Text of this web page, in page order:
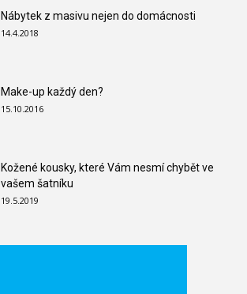
Nábytek z masivu nejen do domácnosti
14.4.2018
Make-up každý den?
15.10.2016
Kožené kousky, které Vám nesmí chybět ve
vašem šatníku
19.5.2019